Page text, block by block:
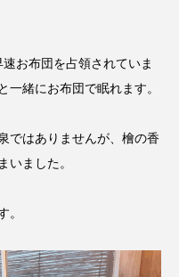
お布団を占領されていま
一緒にお布団で眠れます。
ではありませんが、檜の香
いました。
。